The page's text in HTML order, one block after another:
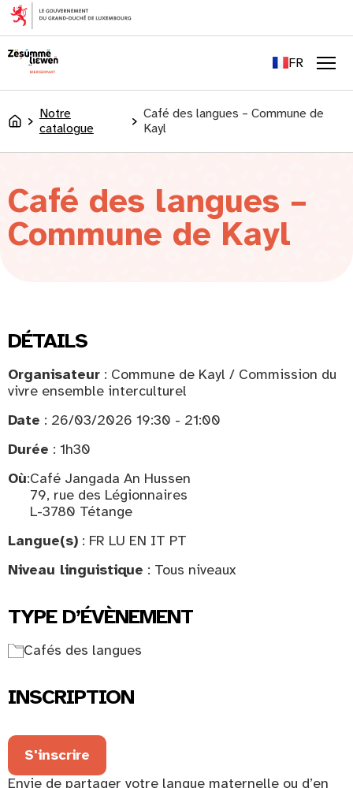
principal
FR
LU
Accueil
Notre
catalogue
Café des langues – Commune de
Kayl
Café des langues –
Commune de Kayl
DÉTAILS
Organisateur : Commune de Kayl / Commission du
vivre ensemble interculturel
Date : 26/03/2026 19:30 - 21:00
Durée : 1h30
Où:Café Jangada An Hussen
79, rue des Légionnaires
L-3780 Tétange
Langue(s) : FR LU EN IT PT
Niveau linguistique : Tous niveaux
TYPE D’ÉVÈNEMENT
Cafés des langues
INSCRIPTION
S'inscrire
Envie de partager votre langue maternelle ou d’en